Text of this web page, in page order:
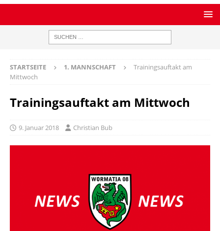
STARTSEITE 1. MANNSCHAFT
Trainingsauftakt am
Mittwoch
Trainingsauftakt am Mittwoch
9. Januar 2018 Christian Bub